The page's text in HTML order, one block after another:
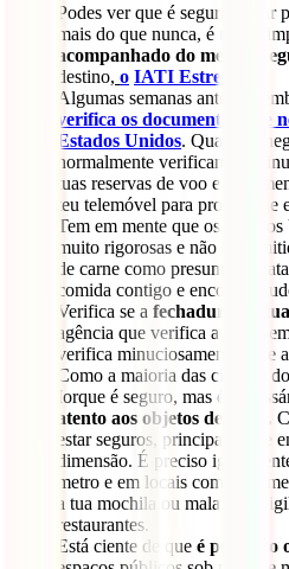
Podes ver que é seguro viajar
mais do que nunca, é muito
acompanhado do melhor
destino, o IATI Estrela
Algumas semanas antes de
verifica os documentos que
Estados Unidos. Quando
normalmente verificam-te
tuas reservas de voo e
teu telemóvel para provar que
Tem em mente que os Estados
muito rigorosas e não é
de carne como presunto ou
comida contigo e encontrar
Verifica se a fechadura da
agência que verifica a
verifica minuciosamente e, se
Como a maioria das cidades
Iorque é seguro, mas é
atento aos objetos de valor.
estar seguros, principalmente
dimensão. É preciso
metro e em locais como a
a tua mochila ou mala sem
restaurantes.
Está ciente de que é proibido